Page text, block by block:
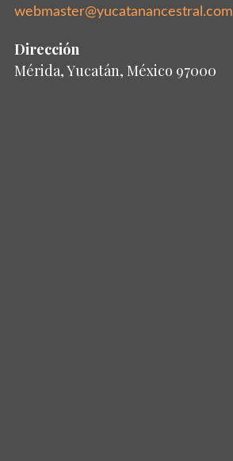
webmaster@yucatanancestral.com
Dirección
Mérida, Yucatán, México 97000